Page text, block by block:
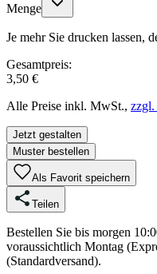
Menge
Je mehr Sie drucken lassen,
Gesamtpreis:
3,50 €
Alle Preise inkl. MwSt., zzgl.
Jetzt gestalten
Muster bestellen
Als Favorit speichern
Teilen
Bestellen Sie bis morgen
voraussichtlich Montag
(Standardversand).